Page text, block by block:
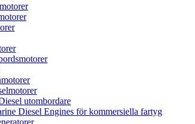
utombordare
Diesel Engines för kommersiella fartyg